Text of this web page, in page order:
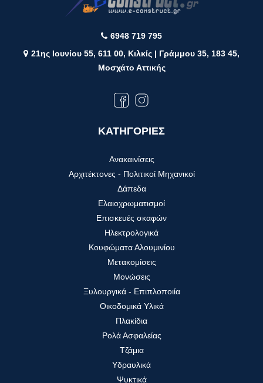
6948 719 795
21ης Ιουνίου 55, 611 00, Κιλκίς | Γράμμου 35, 183 45,
Μοσχάτο Αττικής
ΚΑΤΗΓΟΡΙΕΣ
Ανακαινίσεις
Αρχιτέκτονες - Πολιτικοί Μηχανικοί
Δάπεδα
Ελαιοχρωματισμοί
Επισκευές σκαφών
Ηλεκτρολογικά
Κουφώματα Αλουμινίου
Μετακομίσεις
Μονώσεις
Ξυλουργικά - Επιπλοποιία
Οικοδομικά Υλικά
Πλακίδια
Ρολά Ασφαλείας
Τζάμια
Υδραυλικά
Ψυκτικά